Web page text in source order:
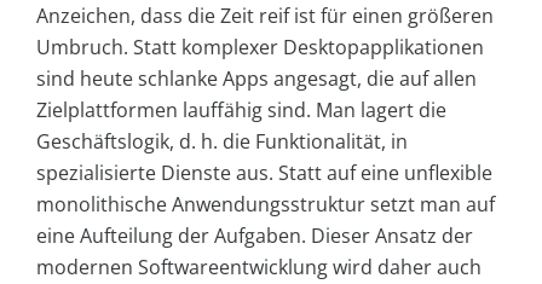
Anzeichen, dass die Zeit reif ist für einen größeren
Umbruch. Statt komplexer Desktopapplikationen
sind heute schlanke Apps angesagt, die auf allen
Zielplattformen lauffähig sind. Man lagert die
Geschäftslogik, d. h. die Funktionalität, in
spezialisierte Dienste aus. Statt auf eine unflexible
monolithische Anwendungsstruktur setzt man auf
eine Aufteilung der Aufgaben. Dieser Ansatz der
modernen Softwareentwicklung wird daher auch